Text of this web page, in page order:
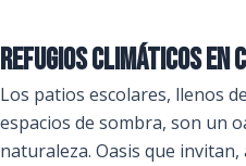
Refugios climáticos en
Los patios escolares, llenos
espacios de sombra, son un
naturaleza. Oasis que invitan,